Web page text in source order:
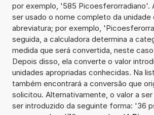
por exemplo, '585 Picoesferorradiano'.
ser usado o nome completo da unidade
abreviatura; por exemplo,
seguida, a calculadora determina a
medida que será convertida, neste
Depois disso, ela converte o valor
unidades apropriadas conhecidas. Na
também encontrará a conversão que
solicitou. Alternativamente, o valor a
ser introduzido da seguinte forma: '36